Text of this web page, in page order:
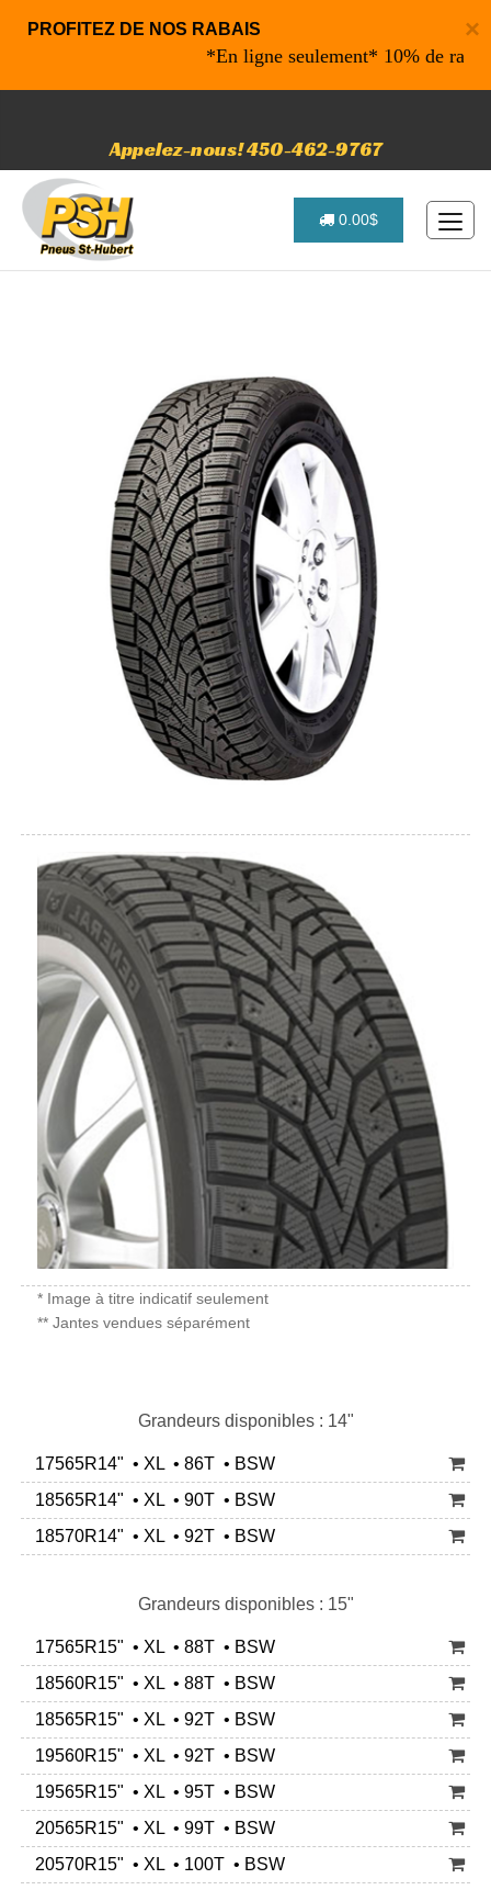
×
PROFITEZ DE NOS RABAIS
*En ligne seulement* 10% de rabais sur
Appelez-nous! 450-462-9767
0.00$
* Image à titre indicatif seulement
** Jantes vendues séparément
Grandeurs disponibles : 14"
17565R14" • XL • 86T • BSW
18565R14" • XL • 90T • BSW
18570R14" • XL • 92T • BSW
Grandeurs disponibles : 15"
17565R15" • XL • 88T • BSW
18560R15" • XL • 88T • BSW
18565R15" • XL • 92T • BSW
19560R15" • XL • 92T • BSW
19565R15" • XL • 95T • BSW
20565R15" • XL • 99T • BSW
20570R15" • XL • 100T • BSW